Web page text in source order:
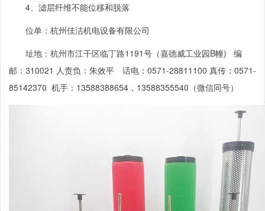
4、滤层纤维不能位移和脱落
位单：杭州佳洁机电设备有限公司
址地：杭州市江干区临丁路1191号（嘉德威工业园B幢) 编
邮： 310021 人责负：朱效平 话电： 0571-28811100 真传： 0571-
85142370 机手： 13588388654 ， 13588355540 （微信同号）